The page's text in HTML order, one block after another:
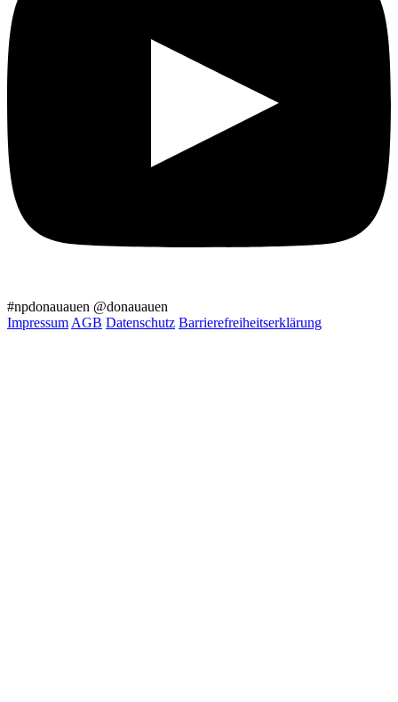
#npdonauauen @donauauen
Impressum AGB Datenschutz Barrierefreiheitserklärung